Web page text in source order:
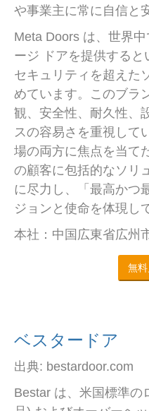
や事業主に常に自信と
Meta Doors は、世界
ージ ドアを提供する
セキュリティを超えた
めています。このブラ
観、安全性、耐久性、
スの容易さを重視して
場の両方に焦点を当て
の顧客に包括的なソリ
に尽力し、「最高かつ
ジョンと使命を体現し
本社：中国広東省広州
無料
ベスタードア
出典: bestardoor.com
Bestar は、米国標準の